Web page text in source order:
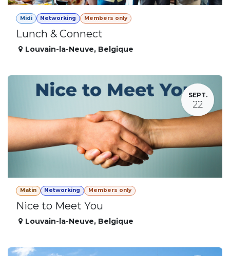
Midi Networking Members only
Lunch & Connect
Louvain-la-Neuve, Belgique
SEPT.
22
Matin Networking Members only
Nice to Meet You
Louvain-la-Neuve, Belgique